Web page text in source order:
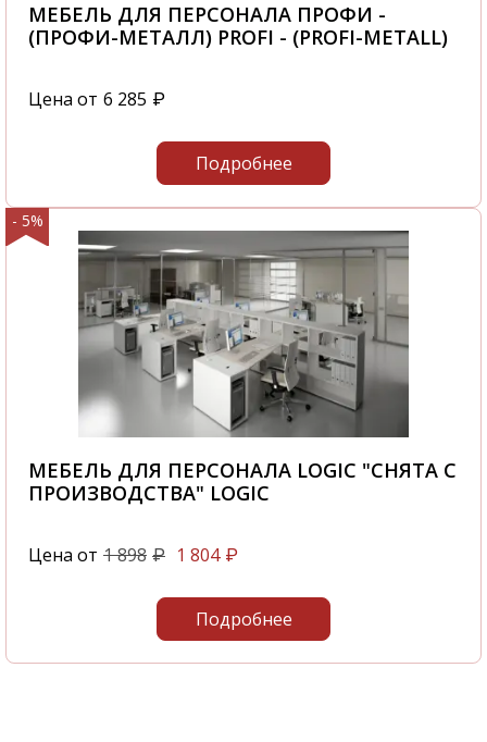
МЕБЕЛЬ ДЛЯ ПЕРСОНАЛА ПРОФИ -
(ПРОФИ-МЕТАЛЛ) PROFI - (PROFI-METALL)
Цена от 6 285 ₽
Подробнее
- 5%
МЕБЕЛЬ ДЛЯ ПЕРСОНАЛА LOGIC "СНЯТА С
ПРОИЗВОДСТВА" LOGIC
Цена от 1 898 ₽ 1 804 ₽
Подробнее